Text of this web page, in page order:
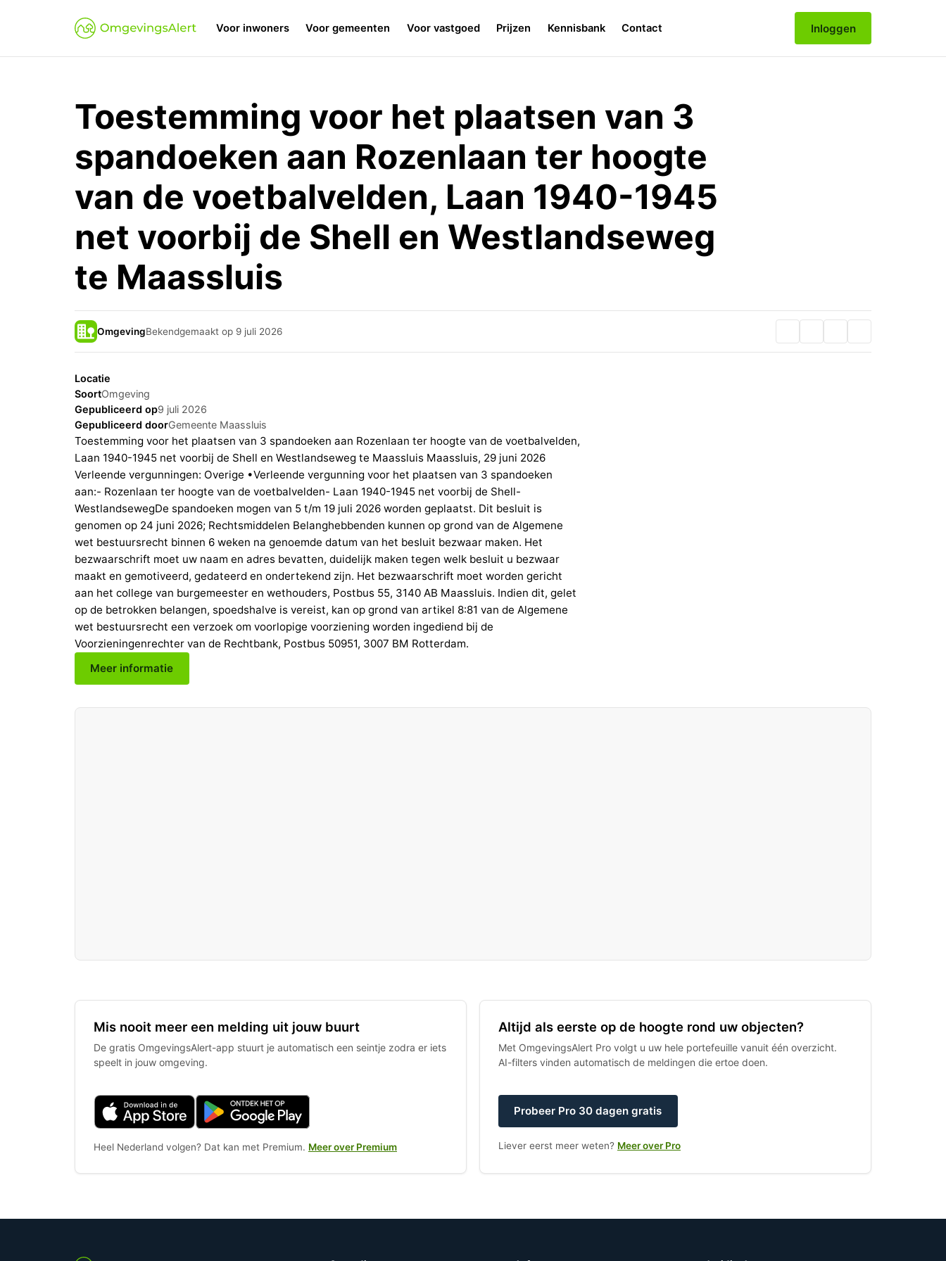
Voor inwoners Voor gemeenten Voor vastgoed Prijzen Kennisbank Contact Inloggen
Toestemming voor het plaatsen van 3
spandoeken aan Rozenlaan ter hoogte
van de voetbalvelden, Laan 1940-1945
net voorbij de Shell en Westlandseweg
te Maassluis
OmgevingBekendgemaakt op 9 juli 2026
Locatie
SoortOmgeving
Gepubliceerd op9 juli 2026
Gepubliceerd doorGemeente Maassluis
Toestemming voor het plaatsen van 3 spandoeken aan Rozenlaan ter hoogte van de voetbalvelden,
Laan 1940-1945 net voorbij de Shell en Westlandseweg te Maassluis Maassluis, 29 juni 2026
Verleende vergunningen: Overige •Verleende vergunning voor het plaatsen van 3 spandoeken
aan:- Rozenlaan ter hoogte van de voetbalvelden- Laan 1940-1945 net voorbij de Shell-
WestlandsewegDe spandoeken mogen van 5 t/m 19 juli 2026 worden geplaatst. Dit besluit is
genomen op 24 juni 2026; Rechtsmiddelen Belanghebbenden kunnen op grond van de Algemene
wet bestuursrecht binnen 6 weken na genoemde datum van het besluit bezwaar maken. Het
bezwaarschrift moet uw naam en adres bevatten, duidelijk maken tegen welk besluit u bezwaar
maakt en gemotiveerd, gedateerd en ondertekend zijn. Het bezwaarschrift moet worden gericht
aan het college van burgemeester en wethouders, Postbus 55, 3140 AB Maassluis. Indien dit, gelet
op de betrokken belangen, spoedshalve is vereist, kan op grond van artikel 8:81 van de Algemene
wet bestuursrecht een verzoek om voorlopige voorziening worden ingediend bij de
Voorzieningenrechter van de Rechtbank, Postbus 50951, 3007 BM Rotterdam.
Meer informatie
Mis nooit meer een melding uit jouw buurt
De gratis OmgevingsAlert-app stuurt je automatisch een seintje zodra er iets
speelt in jouw omgeving.
Heel Nederland volgen? Dat kan met Premium. Meer over Premium
Altijd als eerste op de hoogte rond uw objecten?
Met OmgevingsAlert Pro volgt u uw hele portefeuille vanuit één overzicht.
AI-filters vinden automatisch de meldingen die ertoe doen.
Probeer Pro 30 dagen gratis
Liever eerst meer weten? Meer over Pro